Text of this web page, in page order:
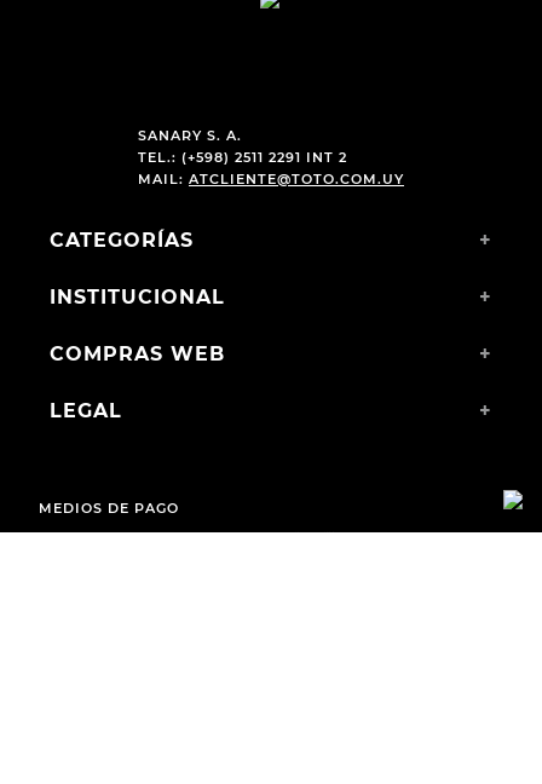
SANARY S. A.
TEL.: (+598) 2511 2291 INT 2
MAIL: ATCLIENTE@TOTO.COM.UY
CATEGORÍAS +
INSTITUCIONAL +
COMPRAS WEB +
LEGAL +
MEDIOS DE PAGO